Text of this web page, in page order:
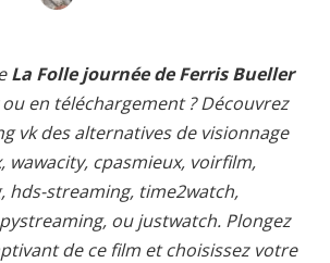
La Folle journée de Ferris Bueller
en téléchargement ? Découvrez
vk des alternatives de visionnage
wawacity, cpasmieux, voirfilm,
hds-streaming, time2watch,
ou justwatch. Plongez
de ce film et choisissez votre